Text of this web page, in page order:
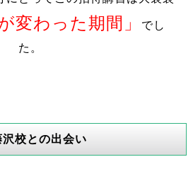
変わった期間」
でし
た。
沢校との出会い